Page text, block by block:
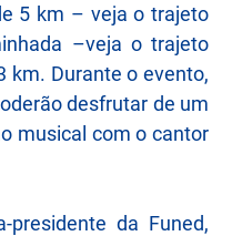
5 km – veja o trajeto
–veja o trajeto
km. Durante o evento,
desfrutar de um
musical com o cantor
da Funed,